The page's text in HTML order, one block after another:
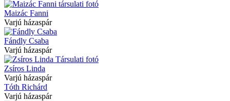
Maizác Fanni
Varjú házaspár
Fándly Csaba
Varjú házaspár
Zsíros Linda
Varjú házaspár
Tóth Richárd
Varjú házaspár